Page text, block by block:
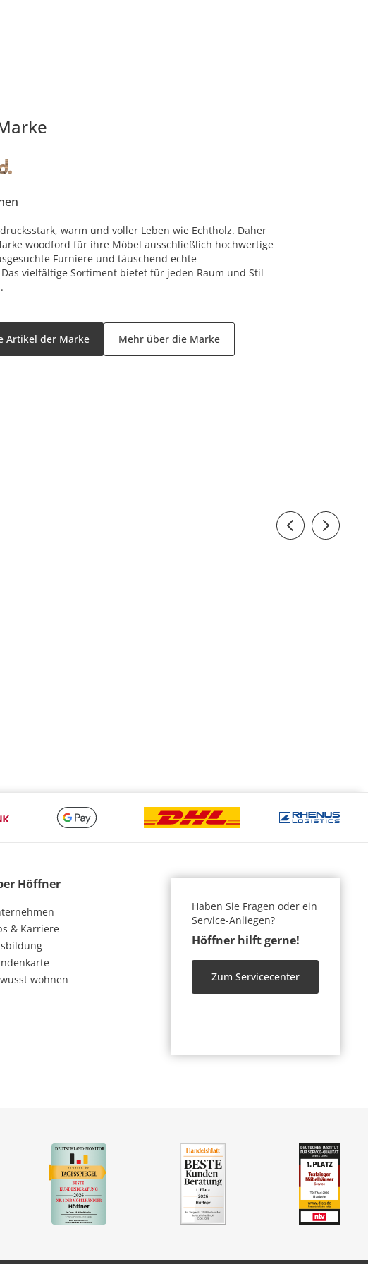
warm und voller Leben wie Echtholz. Daher
woodford für ihre Möbel ausschließlich hochwertige
Furniere und täuschend echte
vielfältige Sortiment bietet für jeden Raum und Stil
Artikel der Marke Mehr über die Marke
Höffner
& Karriere
wohnen
Haben Sie Fragen oder ein
Service-Anliegen?
Höffner hilft gerne!
Zum Servicecenter